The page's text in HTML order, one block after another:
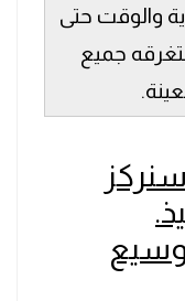
والوقت حتى
جميع